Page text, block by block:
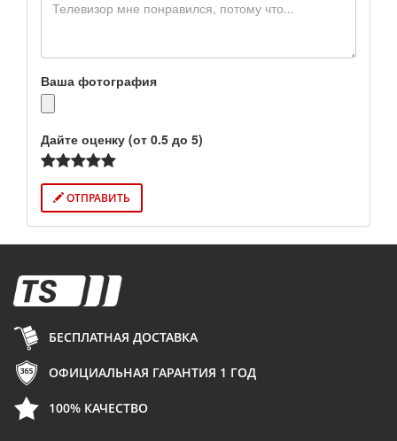
Ваша фотография
Дайте оценку (от 0.5 до 5)
ОТПРАВИТЬ
БЕСПЛАТНАЯ ДОСТАВКА
ОФИЦИАЛЬНАЯ ГАРАНТИЯ 1 ГОД
100% КАЧЕСТВО